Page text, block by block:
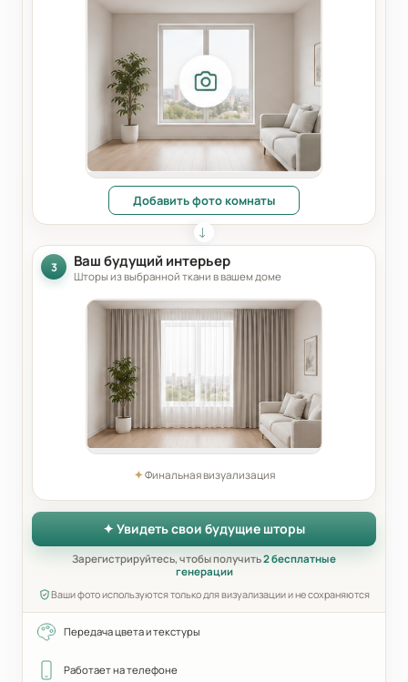
Добавить фото комнаты
3 Ваш будущий интерьер
Шторы из выбранной ткани в вашем доме
✦Финальная визуализация
✦ Увидеть свои будущие шторы
Зарегистрируйтесь, чтобы получить2 бесплатные
генерации
Ваши фото используются только для визуализации и не сохраняются
Передача цвета и текстуры
Работает на телефоне